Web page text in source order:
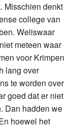
Misschien denkt
college van
Weliswaar
meteen waar
voor Krimpen
lang over
te worden over
goed dat er niet
Dan hadden we
hoewel het